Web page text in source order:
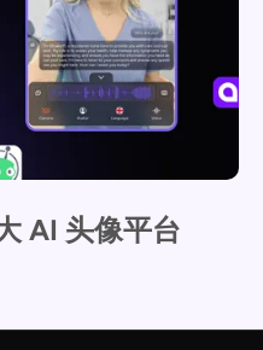
AI 头像平台